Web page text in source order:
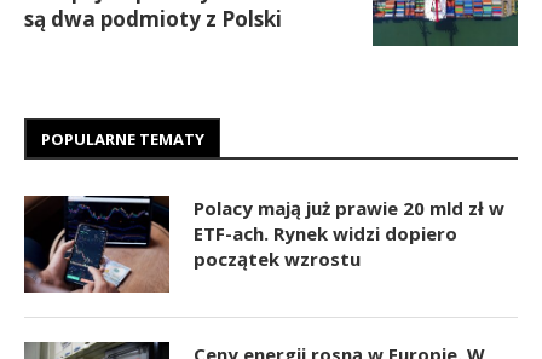
są dwa podmioty z Polski
POPULARNE TEMATY
Polacy mają już prawie 20 mld zł w
ETF-ach. Rynek widzi dopiero
początek wzrostu
Ceny energii rosną w Europie. W